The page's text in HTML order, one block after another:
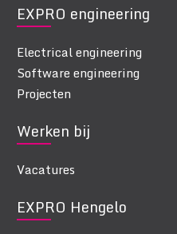
EXPRO engineering
Electrical engineering
Software engineering
Projecten
Werken bij
Vacatures
EXPRO Hengelo